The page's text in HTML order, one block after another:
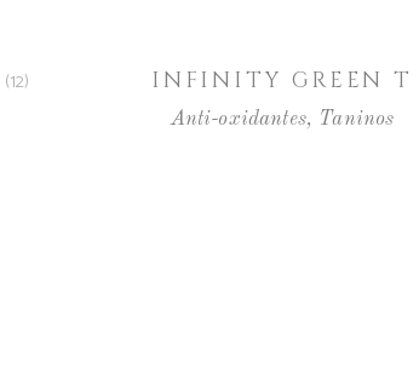
(12)
INFINITY GREEN T
Anti-oxidantes, Taninos